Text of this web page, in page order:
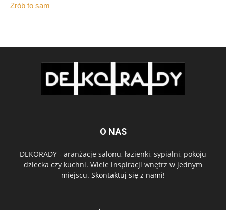
Zrób to sam
O NAS
DEKORADY - aranżacje salonu, łazienki, sypialni, pokoju
dziecka czy kuchni. Wiele inspiracji wnętrz w jednym
miejscu. Skontaktuj się z nami!